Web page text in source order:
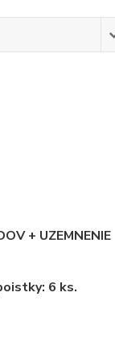
+ UZEMNENIE
6 ks.